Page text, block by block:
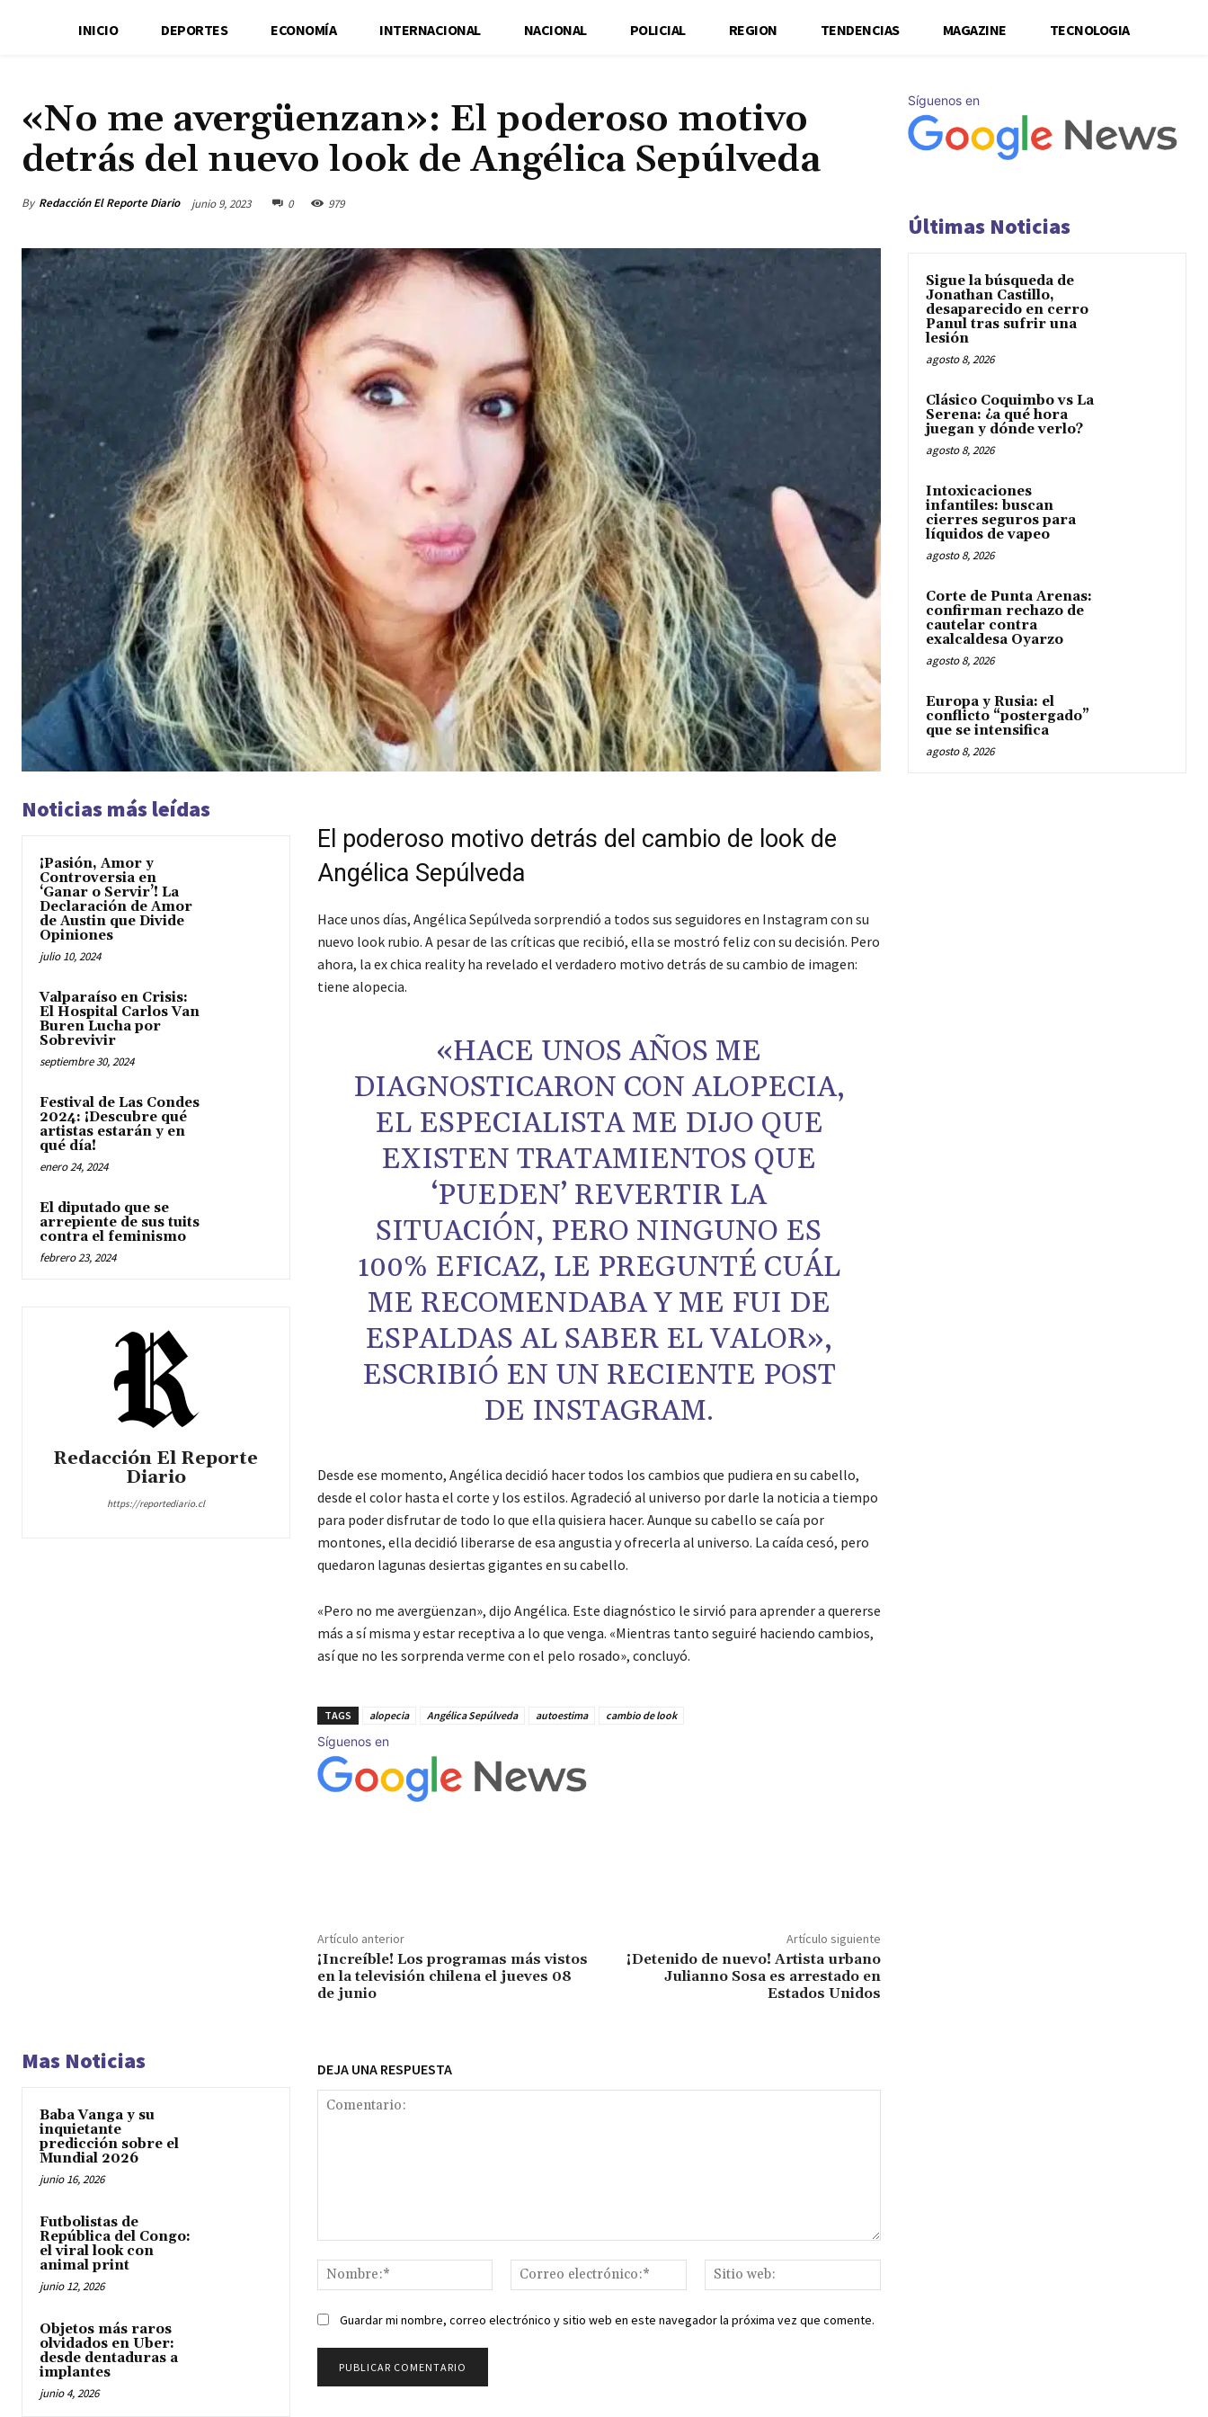
INICIO DEPORTES ECONOMÍA INTERNACIONAL NACIONAL POLICIAL REGION TENDENCIAS MAGAZINE TECNOLOGIA
«No me avergüenzan»: El poderoso motivo
detrás del nuevo look de Angélica Sepúlveda
By Redacción El Reporte Diario junio 9, 2023 0 979
Noticias más leídas
¡Pasión, Amor y
Controversia en
‘Ganar o Servir’! La
Declaración de Amor
de Austin que Divide
Opiniones
julio 10, 2024
Valparaíso en Crisis:
El Hospital Carlos Van
Buren Lucha por
Sobrevivir
septiembre 30, 2024
Festival de Las Condes
2024: ¡Descubre qué
artistas estarán y en
qué día!
enero 24, 2024
El diputado que se
arrepiente de sus tuits
contra el feminismo
febrero 23, 2024
Redacción El Reporte
Diario
https://reportediario.cl
El poderoso motivo detrás del cambio de look de
Angélica Sepúlveda
Hace unos días, Angélica Sepúlveda sorprendió a todos sus seguidores en Instagram con su
nuevo look rubio. A pesar de las críticas que recibió, ella se mostró feliz con su decisión. Pero
ahora, la ex chica reality ha revelado el verdadero motivo detrás de su cambio de imagen:
tiene alopecia.
«HACE UNOS AÑOS ME
DIAGNOSTICARON CON ALOPECIA,
EL ESPECIALISTA ME DIJO QUE
EXISTEN TRATAMIENTOS QUE
‘PUEDEN’ REVERTIR LA
SITUACIÓN, PERO NINGUNO ES
100% EFICAZ, LE PREGUNTÉ CUÁL
ME RECOMENDABA Y ME FUI DE
ESPALDAS AL SABER EL VALOR»,
ESCRIBIÓ EN UN RECIENTE POST
DE INSTAGRAM.
Desde ese momento, Angélica decidió hacer todos los cambios que pudiera en su cabello,
desde el color hasta el corte y los estilos. Agradeció al universo por darle la noticia a tiempo
para poder disfrutar de todo lo que ella quisiera hacer. Aunque su cabello se caía por
montones, ella decidió liberarse de esa angustia y ofrecerla al universo. La caída cesó, pero
quedaron lagunas desiertas gigantes en su cabello.
«Pero no me avergüenzan», dijo Angélica. Este diagnóstico le sirvió para aprender a quererse
más a sí misma y estar receptiva a lo que venga. «Mientras tanto seguiré haciendo cambios,
así que no les sorprenda verme con el pelo rosado», concluyó.
TAGS alopecia Angélica Sepúlveda autoestima cambio de look
Síguenos en
Artículo anterior
¡Increíble! Los programas más vistos
en la televisión chilena el jueves 08
de junio
Artículo siguiente
¡Detenido de nuevo! Artista urbano
Julianno Sosa es arrestado en
Estados Unidos
Mas Noticias
Baba Vanga y su
inquietante
predicción sobre el
Mundial 2026
junio 16, 2026
Futbolistas de
República del Congo:
el viral look con
animal print
junio 12, 2026
Objetos más raros
olvidados en Uber:
desde dentaduras a
implantes
junio 4, 2026
DEJA UNA RESPUESTA
Nombre:*
Correo
electrónico:*
web:
Guardar mi nombre, correo electrónico y sitio web en este navegador la próxima vez que comente.
Síguenos en
Últimas Noticias
Sigue la búsqueda de
Jonathan Castillo,
desaparecido en cerro
Panul tras sufrir una
lesión
agosto 8, 2026
Clásico Coquimbo vs La
Serena: ¿a qué hora
juegan y dónde verlo?
agosto 8, 2026
Intoxicaciones
infantiles: buscan
cierres seguros para
líquidos de vapeo
agosto 8, 2026
Corte de Punta Arenas:
confirman rechazo de
cautelar contra
exalcaldesa Oyarzo
agosto 8, 2026
Europa y Rusia: el
conflicto “postergado”
que se intensifica
agosto 8, 2026